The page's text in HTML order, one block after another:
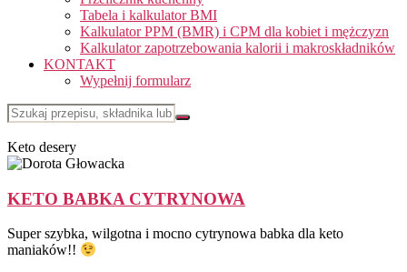
Tabela i kalkulator BMI
Kalkulator PPM (BMR) i CPM dla kobiet i mężczyzn
Kalkulator zapotrzebowania kalorii i makroskładników
KONTAKT
Wypełnij formularz
Keto desery
KETO BABKA CYTRYNOWA
Super szybka, wilgotna i mocno cytrynowa babka dla keto
maniaków!!